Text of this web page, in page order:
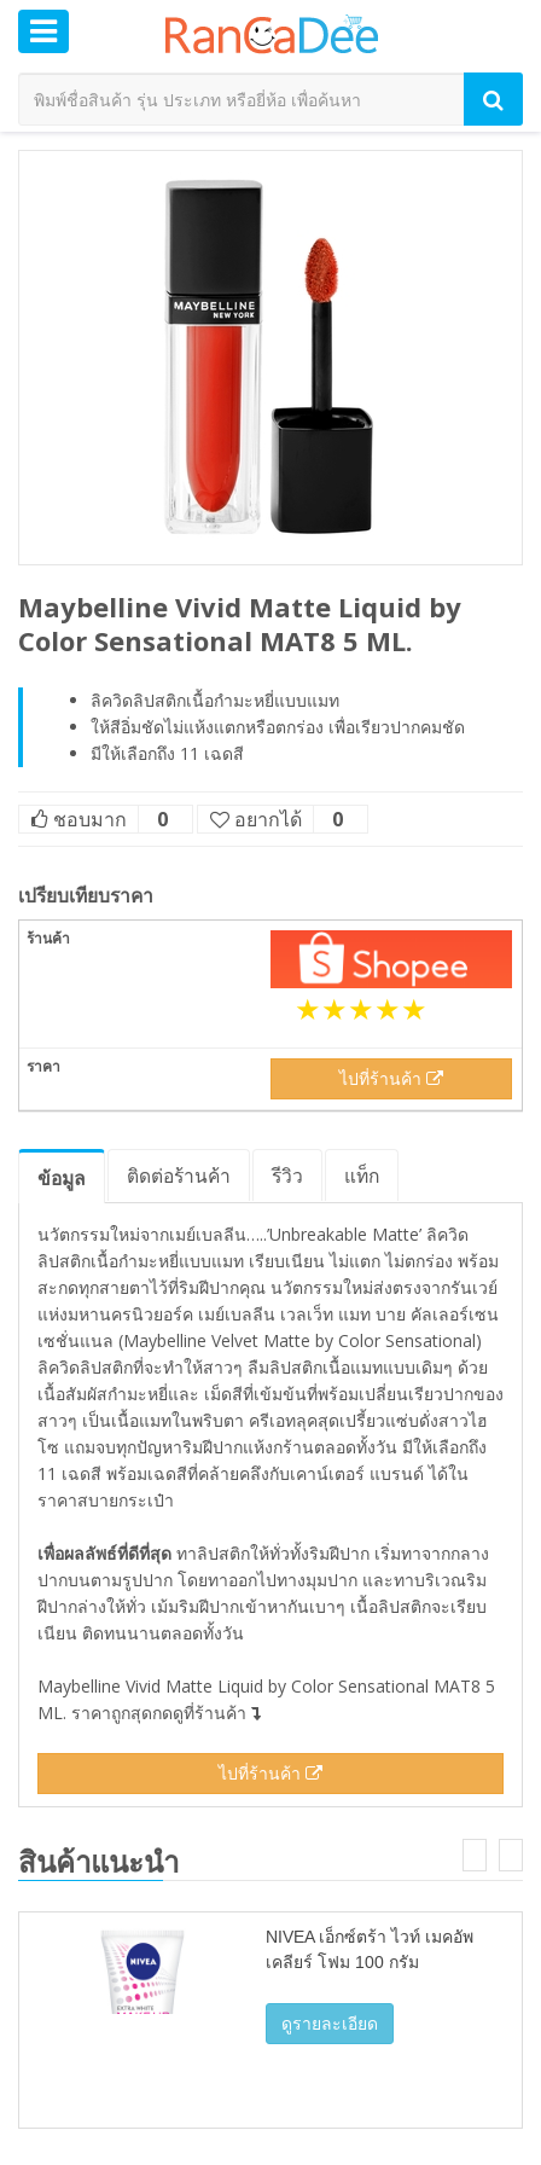
Maybelline Vivid Matte Liquid by
Color Sensational MAT8 5 ML.
ลิควิดลิปสติกเนื้อกำมะหยี่แบบแมท
ให้สีอิ่มชัดไม่แห้งแตกหรือตกร่อง เพื่อเรียวปากคมชัด
มีให้เลือกถึง 11 เฉดสี
ชอบมาก 0 อยากได้ 0
เปรียบเทียบราคา
ไปที่ร้านค้า
ข้อมูล ติดต่อร้านค้า รีวิว แท็ก
นวัตกรรมใหม่จากเมย์เบลลีน…..’Unbreakable Matte’ ลิควิด
ลิปสติกเนื้อกำมะหยี่แบบแมท เรียบเนียน ไม่แตก ไม่ตกร่อง พร้อม
สะกดทุกสายตาไว้ที่ริมฝีปากคุณ นวัตกรรมใหม่ส่งตรงจากรันเวย์
แห่งมหานครนิวยอร์ค เมย์เบลลีน เวลเว็ท แมท บาย คัลเลอร์เซน
เซชั่นแนล (Maybelline Velvet Matte by Color Sensational)
ลิควิดลิปสติกที่จะทำให้สาวๆ ลืมลิปสติกเนื้อแมทแบบเดิมๆ ด้วย
เนื้อสัมผัสกำมะหยี่และ เม็ดสีที่เข้มข้นที่พร้อมเปลี่ยนเรียวปากของ
สาวๆ เป็นเนื้อแมทในพริบตา ครีเอทลุคสุดเปรี้ยวแซ่บดั่งสาวไฮ
โซ แถมจบทุกปัญหาริมฝีปากแห้งกร้านตลอดทั้งวัน มีให้เลือกถึง
11 เฉดสี พร้อมเฉดสีที่คล้ายคลึงกับเคาน์เตอร์ แบรนด์ ได้ใน
ราคาสบายกระเป๋า
เพื่อผลลัพธ์ที่ดีที่สุด ทาลิปสติกให้ทั่วทั้งริมฝีปาก เริ่มทาจากกลาง
ปากบนตามรูปปาก โดยทาออกไปทางมุมปาก และทาบริเวณริม
ฝีปากล่างให้ทั่ว เม้มริมฝีปากเข้าหากันเบาๆ เนื้อลิปสติกจะเรียบ
เนียน ติดทนนานตลอดทั้งวัน
Maybelline Vivid Matte Liquid by Color Sensational MAT8 5
ML. ราคาถูกสุดกดดูที่ร้านค้า
ไปที่ร้านค้า
สินค้าแนะนำ
NIVEA เอ็กซ์ตร้า ไวท์ เมคอัพ
เคลียร์ โฟม 100 กรัม
ดูรายละเอียด